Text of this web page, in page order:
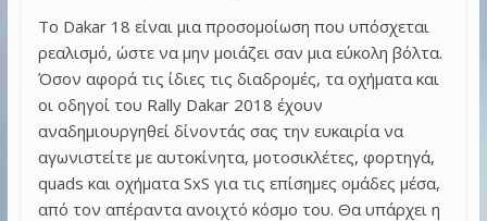
Το Dakar 18 είναι μια προσομοίωση που υπόσχεται
ρεαλισμό, ώστε να μην μοιάζει σαν μια εύκολη βόλτα.
Όσον αφορά τις ίδιες τις διαδρομές, τα οχήματα και
οι οδηγοί του Rally Dakar 2018 έχουν
αναδημιουργηθεί δίνοντάς σας την ευκαιρία να
αγωνιστείτε με αυτοκίνητα, μοτοσικλέτες, φορτηγά,
quads και οχήματα SxS για τις επίσημες ομάδες μέσα,
από τον απέραντα ανοιχτό κόσμο του. Θα υπάρχει η